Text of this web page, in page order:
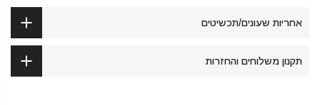
אחריות שעונים/תכשיטים
תקנון משלוחים והחזרות